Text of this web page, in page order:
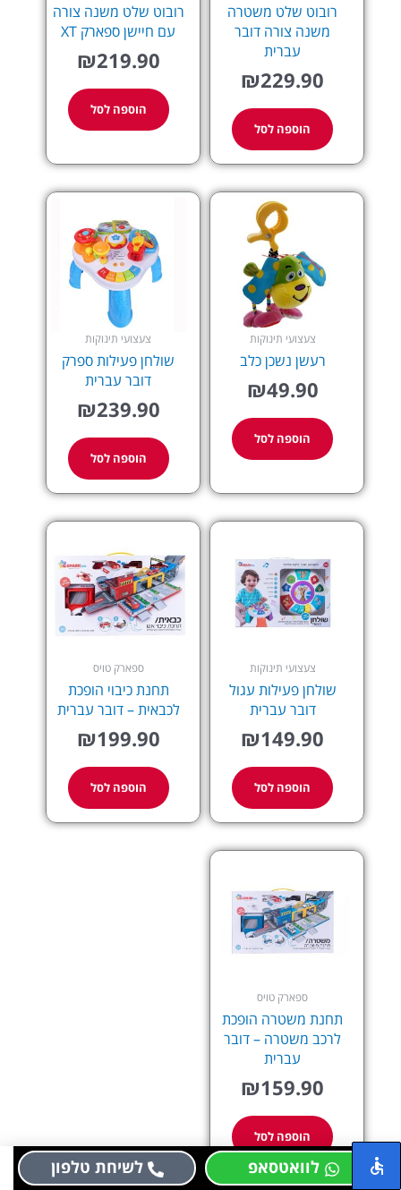
רובוט שלט משטרה
משנה צורה דובר
עברית
₪229.90
הוספה לסל
רובוט שלט משנה צורה
עם חיישן ספארק XT
₪219.90
הוספה לסל
צעצועי תינוקות
רעשן נשכן כלב
₪49.90
הוספה לסל
צעצועי תינוקות
שולחן פעילות ספרק
דובר עברית
₪239.90
הוספה לסל
צעצועי תינוקות
שולחן פעילות עגול
דובר עברית
₪149.90
הוספה לסל
ספארק טויס
תחנת כיבוי הופכת
לכבאית – דובר עברית
₪199.90
הוספה לסל
ספארק טויס
תחנת משטרה הופכת
לרכב משטרה – דובר
עברית
₪159.90
הוספה לסל
לוואטסאפ לשיחת טלפון